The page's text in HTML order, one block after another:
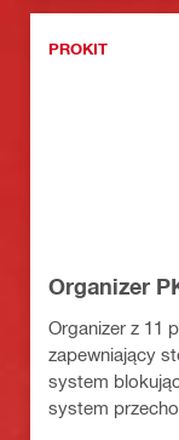
PROKIT
Organizer
Organizer z 11
zapewniający
system
system